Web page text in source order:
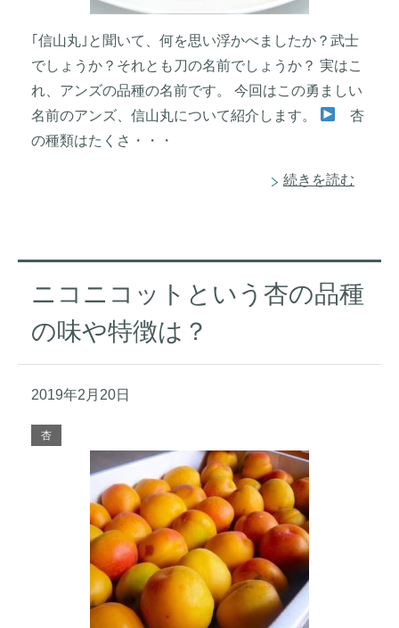
｢信山丸｣と聞いて、何を思い浮かべましたか？武士
でしょうか？それとも刀の名前でしょうか？ 実はこ
れ、アンズの品種の名前です。 今回はこの勇ましい
名前のアンズ、信山丸について紹介します。
杏
の種類はたくさ・・・
続きを読む
ニコニコットという杏の品種
の味や特徴は？
2019年2月20日
杏